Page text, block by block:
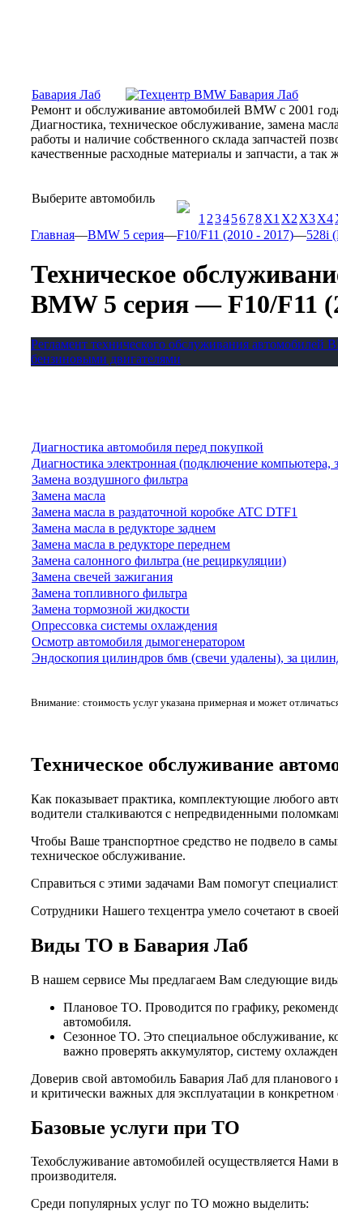
Бавария Лаб
Ремонт и обслуживание автомобилей BMW с 2001
Диагностика, техническое обслуживание, замена
работы и наличие собственного склада запчастей
качественные расходные материалы и запчасти, а
Выберите автомобиль
1 2345678X1 X2 X3X4
Главная—BMW 5 серия—F10/F11 (2010 - 2017)—528i
Техническое
BMW 5 серия — F10/F11
Регламент технического обслуживания автомобилей
бензиновыми двигателями
Диагностика автомобиля перед покупкой
Диагностика электронная (подключение компьютера,
Замена воздушного фильтра
Замена масла
Замена масла в раздаточной коробке ATC DTF1
Замена масла в редукторе заднем
Замена масла в редукторе переднем
Замена салонного фильтра (не рециркуляции)
Замена свечей зажигания
Замена топливного фильтра
Замена тормозной жидкости
Опрессовка системы охлаждения
Осмотр автомобиля дымогенератором
Эндоскопия цилиндров бмв (свечи удалены), за
Внимание: стоимость услуг указана примерная и может
Техническое обслуживание
Как показывает практика, комплектующие любого
водители сталкиваются с непредвиденными
Чтобы Ваше транспортное средство не подвело в
техническое обслуживание.
Справиться с этими задачами Вам помогут
Сотрудники Нашего техцентра умело сочетают в
Виды ТО в Бавария Лаб
В нашем сервисе Мы предлагаем Вам следующие
Плановое ТО. Проводится по графику,
автомобиля.
Сезонное ТО. Это специальное обслуживание,
важно проверять аккумулятор, систему
Доверив свой автомобиль Бавария Лаб для
и критически важных для эксплуатации в конкретном
Базовые услуги при ТО
Техобслуживание автомобилей осуществляется
производителя.
Среди популярных услуг по ТО можно выделить: